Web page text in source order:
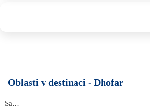
Oblasti v destinaci - Dhofar
Salalah